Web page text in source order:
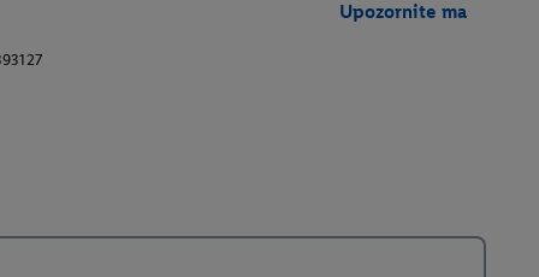
Upozornite ma